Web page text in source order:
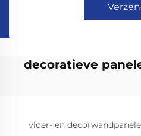
decoratieve
vloer- en